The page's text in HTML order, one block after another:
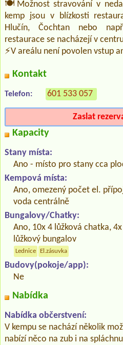
🍽️Možnost stravování v
kemp jsou v blízkosti
Hlučín, Čochtan nebo
restaurace se nacházejí v
⚡V areálu není povolen vstup
Kontakt
Telefon: 601 533 057
Zaslat
Kapacity
Stany místa:
Ano - místo pro stany cca
Kempová místa:
Ano, omezený počet el.
voda centrálně
Bungalovy/Chatky:
Ano, 10x 4 lůžková chatka,
lůžkový bungalov
Lednice El.zásuvka
Budovy(pokoje/app):
Ne
Nabídka
Nabídka občerstvení:
V kempu se nachází několik
nabízí něco na zub i na